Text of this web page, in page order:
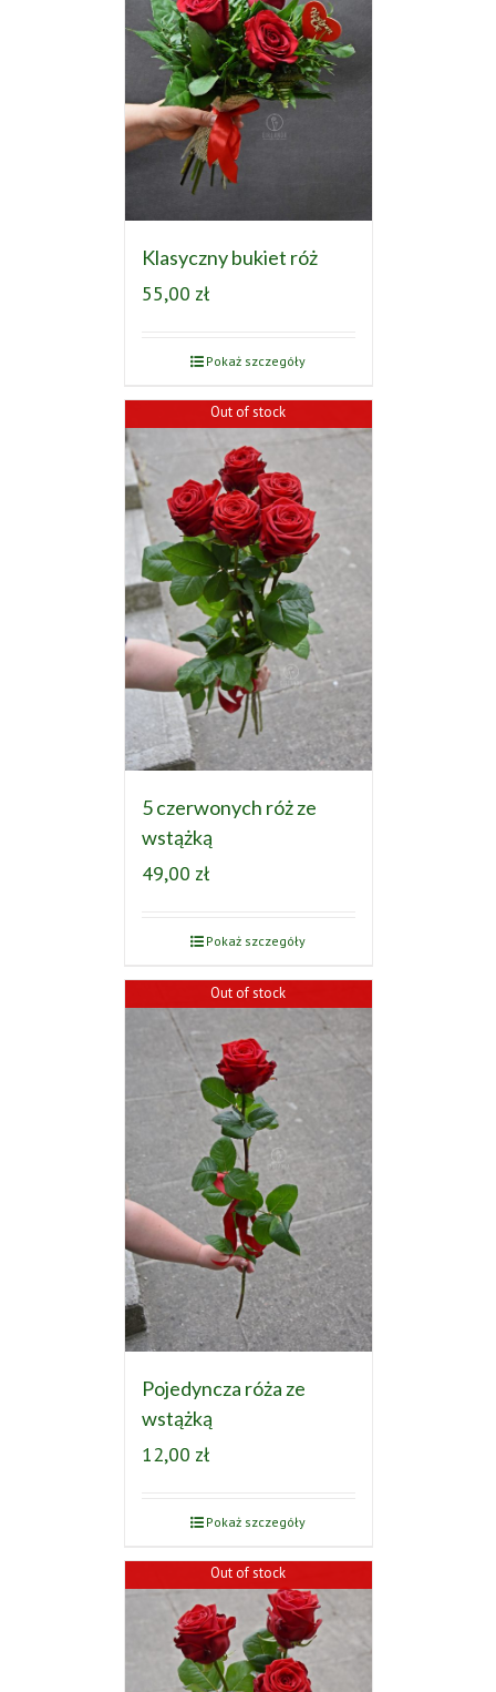
Klasyczny bukiet róż
55,00 zł
Pokaż szczegóły
Out of stock
5 czerwonych róż ze
wstążką
49,00 zł
Pokaż szczegóły
Out of stock
Pojedyncza róża ze
wstążką
12,00 zł
Pokaż szczegóły
Out of stock